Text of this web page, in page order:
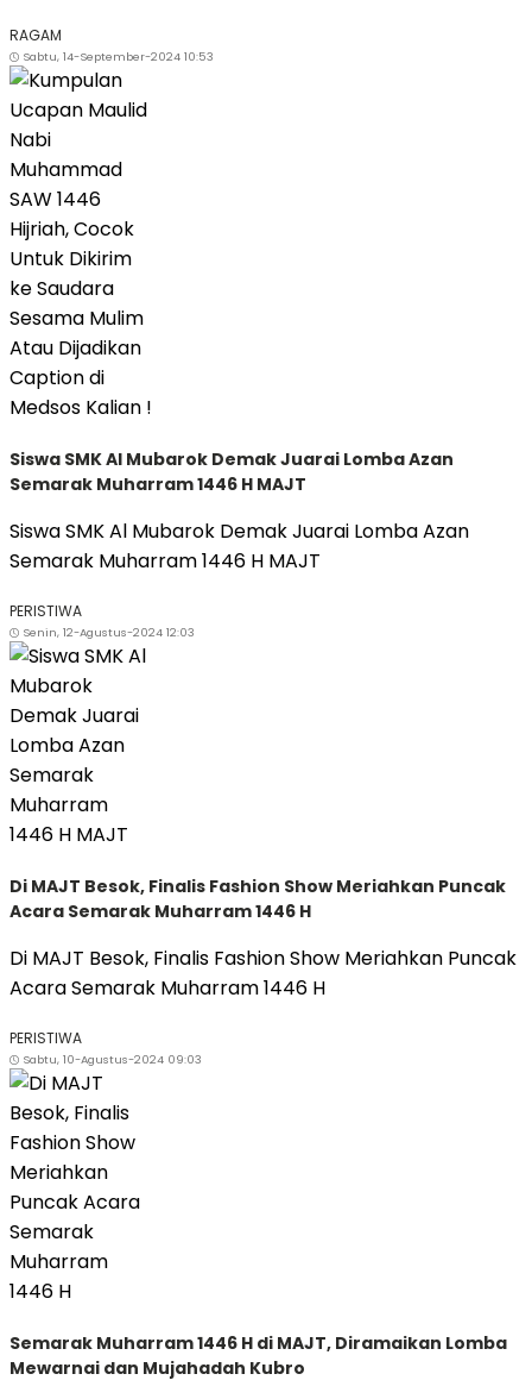
RAGAM
Sabtu, 14-September-2024 10:53
Siswa SMK Al Mubarok Demak Juarai Lomba Azan
Semarak Muharram 1446 H MAJT
Siswa SMK Al Mubarok Demak Juarai Lomba Azan
Semarak Muharram 1446 H MAJT
PERISTIWA
Senin, 12-Agustus-2024 12:03
Di MAJT Besok, Finalis Fashion Show Meriahkan Puncak
Acara Semarak Muharram 1446 H
Di MAJT Besok, Finalis Fashion Show Meriahkan Puncak
Acara Semarak Muharram 1446 H
PERISTIWA
Sabtu, 10-Agustus-2024 09:03
Semarak Muharram 1446 H di MAJT, Diramaikan Lomba
Mewarnai dan Mujahadah Kubro